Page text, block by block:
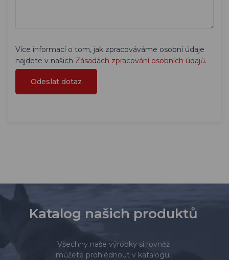
Více informací o tom, jak zpracováváme osobní údaje
najdete v našich Zásadách zpracování osobních údajů.
Katalog našich produktů
Všechny naše výrobky si rovněž
můžete prohlédnout v katalogu,